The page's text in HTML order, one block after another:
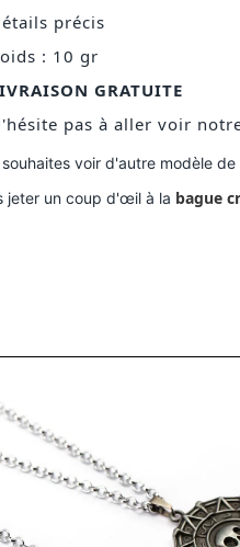
précis
: 10 gr
GRATUITE
pas à aller voir
souhaites voir d'autre modèle de
jeter un coup d'œil à la bague